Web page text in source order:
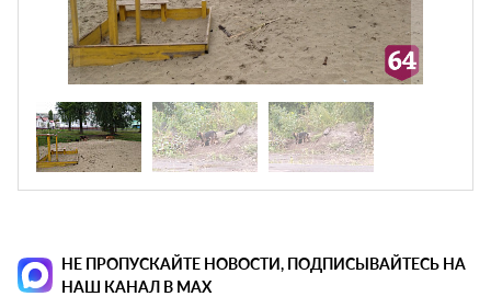
НЕ ПРОПУСКАЙТЕ НОВОСТИ, ПОДПИСЫВАЙТЕСЬ НА
НАШ КАНАЛ В MAX